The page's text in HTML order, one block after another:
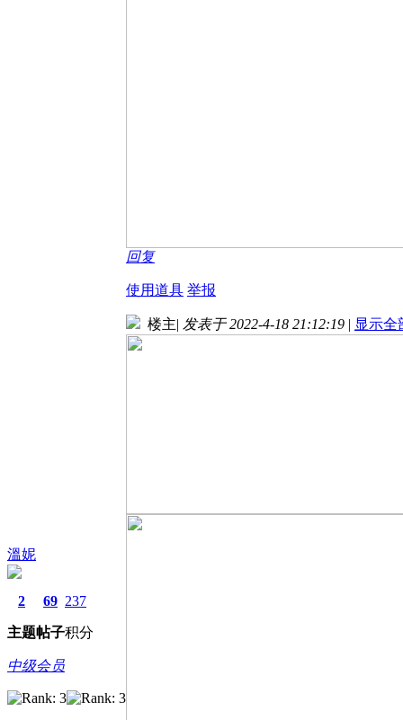
回复
使用道具 举报
溫妮
2
主题
69
帖子
237
积分
中级会员
楼主| 发表于 2022-4-18 21:12:19 | 显示全